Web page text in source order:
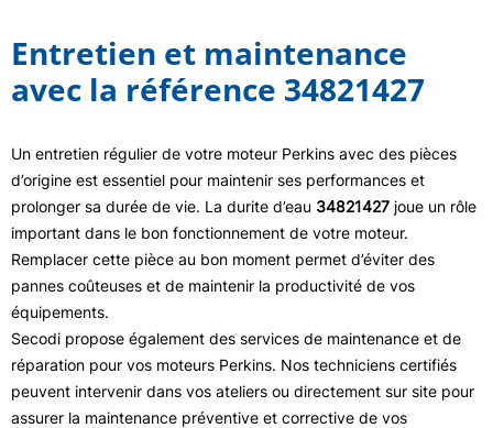
Entretien et maintenance
avec la référence 34821427
Un entretien régulier de votre moteur Perkins avec des pièces
d’origine est essentiel pour maintenir ses performances et
prolonger sa durée de vie. La durite d’eau 34821427 joue un rôle
important dans le bon fonctionnement de votre moteur.
Remplacer cette pièce au bon moment permet d’éviter des
pannes coûteuses et de maintenir la productivité de vos
équipements.
Secodi propose également des services de maintenance et de
réparation pour vos moteurs Perkins. Nos techniciens certifiés
peuvent intervenir dans vos ateliers ou directement sur site pour
assurer la maintenance préventive et corrective de vos